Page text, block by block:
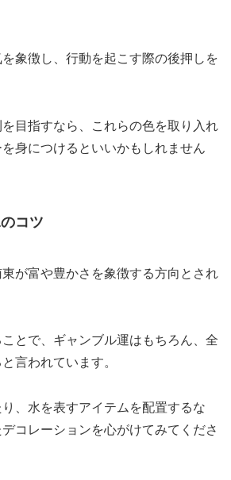
象徴し、行動を起こす際の後押しを
目指すなら、これらの色を取り入れ
身につけるといいかもしれません
コツ
が富や豊かさを象徴する方向とされ
とで、ギャンブル運はもちろん、全
言われています。
、水を表すアイテムを配置するな
コレーションを心がけてみてくださ